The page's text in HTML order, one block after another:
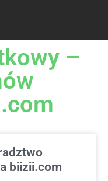
–
biizii.com